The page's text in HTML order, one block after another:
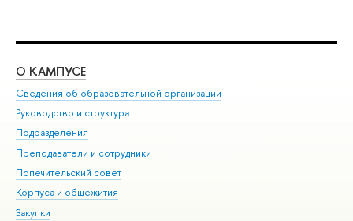
О КАМПУСЕ
Сведения об образовательной организации
Руководство и структура
Подразделения
Преподаватели и сотрудники
Попечительский совет
Корпуса и общежития
Закупки